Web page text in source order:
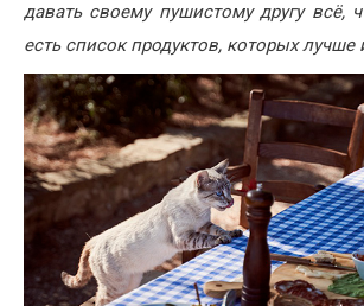
Недвижимость
давать своему пушистому другу всё,
есть список продуктов, которых лучше